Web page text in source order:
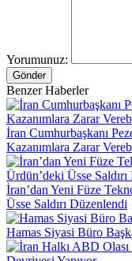
Yorumunuz:
Gönder
Benzer Haberler
İran Cumhurbaşkanı
Kazanımlara Zarar
İran’dan Yeni Füze
Üsse Saldırı Düzenlendi
Hamas Siyasi Büro